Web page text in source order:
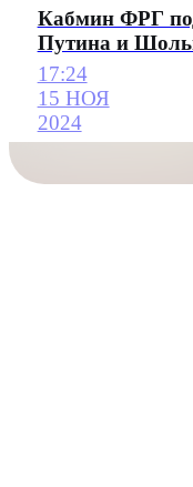
Кабмин ФРГ
Путина и
17:24
15 НОЯ
2024